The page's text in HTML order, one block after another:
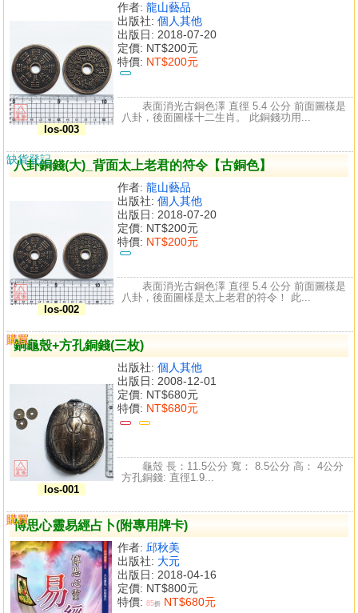
los-003
作者: 龍山藝品
出版社: 個人其他
出版日: 2018-07-20
定價: NT$200元
特價: NT$200元
表面消光古銅色澤 直徑 5.4 公分 前面圖樣是
八卦，後面圖樣十二生肖。 此銅錢功用...
八卦銅錢(大)_背面太上老君的符令【古銅色】
los-002
作者: 龍山藝品
出版社: 個人其他
出版日: 2018-07-20
定價: NT$200元
特價: NT$200元
缺貨登記
表面消光古銅色澤 直徑 5.4 公分 前面圖樣是
八卦，後面圖樣是太上老君的符令！ 此...
銅龜殼+方孔銅錢(三枚)
los-001
出版社: 個人其他
出版日: 2008-12-01
定價: NT$680元
特價: NT$680元
購買
比較
龜殼 長：11.5公分 寬： 8.5公分 高： 4公分
方孔銅錢: 直徑1.9...
博思心靈易經占卜(附專用牌卡)
作者: 邱秋美
出版社: 大元
出版日: 2018-04-16
定價: NT$800元
特價: 85折 NT$680元
購買
比較